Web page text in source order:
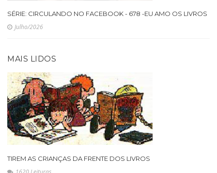
SÉRIE: CIRCULANDO NO FACEBOOK - 678 -EU AMO OS LIVROS
Julho/2026
MAIS LIDOS
TIREM AS CRIANÇAS DA FRENTE DOS LIVROS